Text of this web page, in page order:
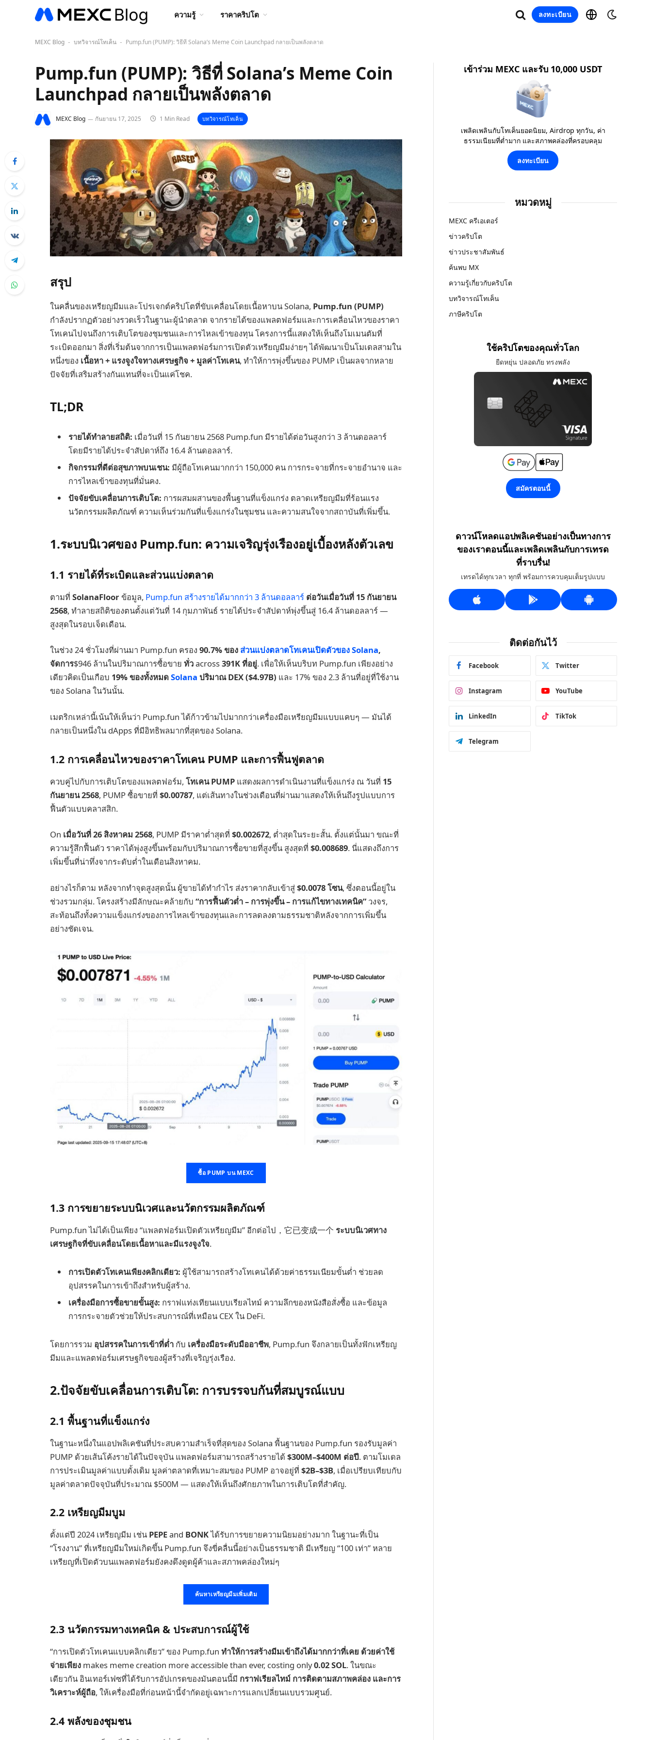
ความรู้ ราคาคริปโต ลงทะเบียน
MEXC Blog - บทวิจารณ์โทเค็น - Pump.fun (PUMP): วิธีที่ Solana’s Meme Coin Launchpad กลายเป็นพลังตลาด
Pump.fun (PUMP): วิธีที่ Solana’s Meme Coin
Launchpad กลายเป็นพลังตลาด
MEXC Blog กันยายน 17, 2025 1 Min Read บทวิจารณ์โทเค็น
สรุป
ในคลื่นของเหรียญมีมและโปรเจกต์คริปโตที่ขับเคลื่อนโดยเนื้อหาบน Solana, Pump.fun (PUMP)
กำลังปรากฏตัวอย่างรวดเร็วในฐานะผู้นำตลาด จากรายได้ของแพลตฟอร์มและการเคลื่อนไหวของราคา
โทเคนไปจนถึงการเติบโตของชุมชนและการไหลเข้าของทุน โครงการนี้แสดงให้เห็นถึงโมเมนตัมที่
ระเบิดออกมา สิ่งที่เริ่มต้นจากการเป็นแพลตฟอร์มการเปิดตัวเหรียญมีมง่ายๆ ได้พัฒนาเป็นโมเดลสามใน
หนึ่งของ เนื้อหา + แรงจูงใจทางเศรษฐกิจ + มูลค่าโทเคน, ทำให้การพุ่งขึ้นของ PUMP เป็นผลจากหลาย
ปัจจัยที่เสริมสร้างกันแทนที่จะเป็นแค่โชค.
TL;DR
รายได้ทำลายสถิติ: เมื่อวันที่ 15 กันยายน 2568 Pump.fun มีรายได้ต่อวันสูงกว่า 3 ล้านดอลลาร์
โดยมีรายได้ประจำสัปดาห์ถึง 16.4 ล้านดอลลาร์.
กิจกรรมที่ดีต่อสุขภาพบนเชน: มีผู้ถือโทเคนมากกว่า 150,000 คน การกระจายที่กระจายอำนาจ และ
การไหลเข้าของทุนที่มั่นคง.
ปัจจัยขับเคลื่อนการเติบโต: การผสมผสานของพื้นฐานที่แข็งแกร่ง ตลาดเหรียญมีมที่ร้อนแรง
นวัตกรรมผลิตภัณฑ์ ความเห็นร่วมกันที่แข็งแกร่งในชุมชน และความสนใจจากสถาบันที่เพิ่มขึ้น.
1.ระบบนิเวศของ Pump.fun: ความเจริญรุ่งเรืองอยู่เบื้องหลังตัวเลข
1.1 รายได้ที่ระเบิดและส่วนแบ่งตลาด
ตามที่ SolanaFloorข้อมูล, Pump.fun สร้างรายได้มากกว่า 3 ล้านดอลลาร์ ต่อวันเมื่อวันที่ 15 กันยายน
2568, ทำลายสถิติของตนตั้งแต่วันที่ 14 กุมภาพันธ์ รายได้ประจำสัปดาห์พุ่งขึ้นสู่ 16.4 ล้านดอลลาร์ —
สูงสุดในรอบเจ็ดเดือน.
ในช่วง 24 ชั่วโมงที่ผ่านมา Pump.fun ครอง 90.7% ของ ส่วนแบ่งตลาดโทเคนเปิดตัวของ Solana,
จัดการ$946 ล้านในปริมาณการซื้อขาย ทั่วacross391K ที่อยู่. เพื่อให้เห็นบริบท Pump.fun เพียงอย่าง
เดียวคิดเป็นเกือบ 19% ของทั้งหมดSolana ปริมาณ DEX ($4.97B) และ 17% ของ 2.3 ล้านที่อยู่ที่ใช้งาน
ของ Solana ในวันนั้น.
เมตริกเหล่านี้เน้นให้เห็นว่า Pump.fun ได้ก้าวข้ามไปมากกว่าเครื่องมือเหรียญมีมแบบแคบๆ — มันได้
กลายเป็นหนึ่งใน dApps ที่มีอิทธิพลมากที่สุดของ Solana.
1.2 การเคลื่อนไหวของราคาโทเคน PUMP และการฟื้นฟูตลาด
ควบคู่ไปกับการเติบโตของแพลตฟอร์ม, โทเคน PUMP แสดงผลการดำเนินงานที่แข็งแกร่ง ณ วันที่ 15
กันยายน 2568, PUMP ซื้อขายที่ $0.00787, แต่เส้นทางในช่วงเดือนที่ผ่านมาแสดงให้เห็นถึงรูปแบบการ
ฟื้นตัวแบบคลาสสิก.
On เมื่อวันที่ 26 สิงหาคม 2568, PUMP มีราคาต่ำสุดที่ $0.002672, ต่ำสุดในระยะสั้น. ตั้งแต่นั้นมา ขณะที่
ความรู้สึกฟื้นตัว ราคาได้พุ่งสูงขึ้นพร้อมกับปริมาณการซื้อขายที่สูงขึ้น สูงสุดที่ $0.008689. นี่แสดงถึงการ
เพิ่มขึ้นที่น่าทึ่งจากระดับต่ำในเดือนสิงหาคม.
อย่างไรก็ตาม หลังจากทำจุดสูงสุดนั้น ผู้ขายได้ทำกำไร ส่งราคากลับเข้าสู่$0.0078 โซน, ซึ่งตอนนี้อยู่ใน
ช่วงรวมกลุ่ม. โครงสร้างมีลักษณะคล้ายกับ “การฟื้นตัวต่ำ – การพุ่งขึ้น – การแก้ไขทางเทคนิค” วงจร,
สะท้อนถึงทั้งความแข็งแกร่งของการไหลเข้าของทุนและการลดลงตามธรรมชาติหลังจากการเพิ่มขึ้น
อย่างชัดเจน.
ซื้อ PUMP บน MEXC
1.3 การขยายระบบนิเวศและนวัตกรรมผลิตภัณฑ์
Pump.fun ไม่ได้เป็นเพียง “แพลตฟอร์มเปิดตัวเหรียญมีม” อีกต่อไป，它已变成一个 ระบบนิเวศทาง
เศรษฐกิจที่ขับเคลื่อนโดยเนื้อหาและมีแรงจูงใจ.
การเปิดตัวโทเคนเพียงคลิกเดียว: ผู้ใช้สามารถสร้างโทเคนได้ด้วยค่าธรรมเนียมขั้นต่ำ ช่วยลด
อุปสรรคในการเข้าถึงสำหรับผู้สร้าง.
เครื่องมือการซื้อขายขั้นสูง: กราฟแท่งเทียนแบบเรียลไทม์ ความลึกของหนังสือสั่งซื้อ และข้อมูล
การกระจายตัวช่วยให้ประสบการณ์ที่เหมือน CEX ใน DeFi.
โดยการรวม อุปสรรคในการเข้าที่ต่ำ กับ เครื่องมือระดับมืออาชีพ, Pump.fun จึงกลายเป็นทั้งฟักเหรียญ
มีมและแพลตฟอร์มเศรษฐกิจของผู้สร้างที่เจริญรุ่งเรือง.
2.ปัจจัยขับเคลื่อนการเติบโต: การบรรจบกันที่สมบูรณ์แบบ
2.1 พื้นฐานที่แข็งแกร่ง
ในฐานะหนึ่งในแอปพลิเคชันที่ประสบความสำเร็จที่สุดของ Solana พื้นฐานของ Pump.fun รองรับมูลค่า
PUMP ด้วยเส้นโค้งรายได้ในปัจจุบัน แพลตฟอร์มสามารถสร้างรายได้$300M–$400M ต่อปี. ตามโมเดล
การประเมินมูลค่าแบบดั้งเดิม มูลค่าตลาดที่เหมาะสมของ PUMP อาจอยู่ที่ $2B–$3B, เมื่อเปรียบเทียบกับ
มูลค่าตลาดปัจจุบันที่ประมาณ $500M — แสดงให้เห็นถึงศักยภาพในการเติบโตที่สำคัญ.
2.2 เหรียญมีมบูม
ตั้งแต่ปี 2024 เหรียญมีม เช่น PEPEand BONKได้รับการขยายความนิยมอย่างมาก ในฐานะที่เป็น
“โรงงาน” ที่เหรียญมีมใหม่เกิดขึ้น Pump.fun จึงขี่คลื่นนี้อย่างเป็นธรรมชาติ มีเหรียญ “100 เท่า” หลาย
เหรียญที่เปิดตัวบนแพลตฟอร์มยังคงดึงดูดผู้ค้าและสภาพคล่องใหม่ๆ
ค้นหาเหรียญมีมเพิ่มเติม
2.3 นวัตกรรมทางเทคนิค & ประสบการณ์ผู้ใช้
“การเปิดตัวโทเคนแบบคลิกเดียว” ของ Pump.fun ทำให้การสร้างมีมเข้าถึงได้มากกว่าที่เคย ด้วยค่าใช้
จ่ายเพียง makes meme creation more accessible than ever, costing only0.02 SOL. ในขณะ
เดียวกัน อินเทอร์เฟซที่ได้รับการอัปเกรดของมันตอนนี้มี กราฟเรียลไทม์ การติดตามสภาพคล่อง และการ
วิเคราะห์ผู้ถือ, ให้เครื่องมือที่ก่อนหน้านี้จำกัดอยู่เฉพาะการแลกเปลี่ยนแบบรวมศูนย์.
2.4 พลังของชุมชน
เข้าร่วม MEXC และรับ 10,000 USDT
เพลิดเพลินกับโทเค็นยอดนิยม, Airdrop ทุกวัน, ค่า
ธรรมเนียมที่ต่ำมาก และสภาพคล่องที่ครอบคลุม
ลงทะเบียน
หมวดหมู่
MEXC ครีเอเตอร์
ข่าวคริปโต
ข่าวประชาสัมพันธ์
ค้นพบ MX
ความรู้เกี่ยวกับคริปโต
บทวิจารณ์โทเค็น
ภาษีคริปโต
ใช้คริปโตของคุณทั่วโลก
ยืดหยุ่น ปลอดภัย ทรงพลัง
สมัครตอนนี้
ดาวน์โหลดแอปพลิเคชันอย่างเป็นทางการ
ของเราตอนนี้และเพลิดเพลินกับการเทรด
ที่ราบรื่น!
เทรดได้ทุกเวลา ทุกที่ พร้อมการควบคุมเต็มรูปแบบ
ติดต่อกันไว้
Facebook Twitter
Instagram YouTube
LinkedIn TikTok
Telegram